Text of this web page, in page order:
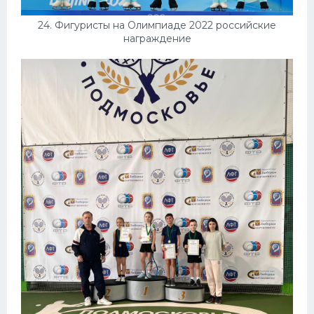
24. Фигуристы на Олимпиаде 2022 российские
награждение